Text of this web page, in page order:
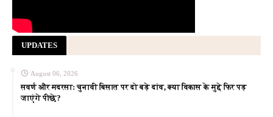
UPDATES
August 06, 2026
सवर्ण और मदरसा: चुनावी बिसात पर दो बड़े दांव, क्या विकास के मुद्दे फिर पड़
जाएंगे पीछे?